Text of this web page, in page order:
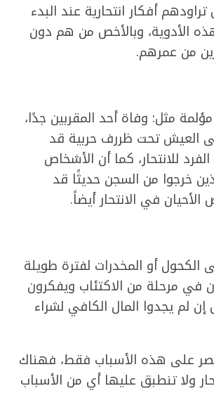
أفكار انتحارية عند البدء
الأدوية، وبالأخص من هم دون
من عمرهم.
مؤلمة مثل: وفاة أحد المقربين جدًا،
العيش تحت ظررف حربية قد
للانتحار، كما أن الأشخاص
خرجوا من السجن حديثًا قد
في الانتحار أيضاً.
الكحول أو المخدرات لفترة طويلة
في مرحلة من الاكتئاب ويفكرون
إن لم يجدوا المال الكافي لشراء
على هذه الأسباب فقط، فهناك
ولا تنطبق عليها أي من الأسباب